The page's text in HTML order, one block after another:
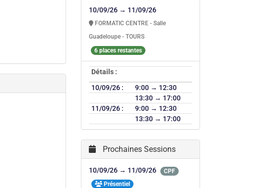
10/09/26 → 11/09/26
FORMATIC CENTRE - Salle
Guadeloupe - TOURS
6 places restantes
Détails :
10/09/26 :
9:00 → 12:30
13:30 → 17:00
11/09/26 :
9:00 → 12:30
13:30 → 17:00
Prochaines Sessions
10/09/26 → 11/09/26
CPF
Présentiel